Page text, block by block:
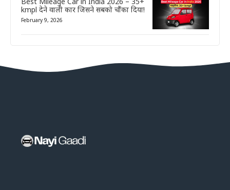
kmpl देने वाली कार जिसने सबको चौंका दिया!
February 9, 2026